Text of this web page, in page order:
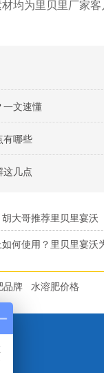
均为里贝里厂家
一文速懂
有哪些
这几点
大哥推荐里贝里宴沃
何使用？里贝里宴沃
品牌 水溶肥价格